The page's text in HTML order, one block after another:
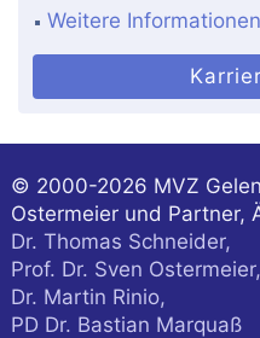
Weitere
© 2000-2026 MVZ
Ostermeier und Partner,
Dr. Thomas Schneider,
Prof. Dr. Sven Ostermeier,
Dr. Martin Rinio,
PD Dr. Bastian Marquaß